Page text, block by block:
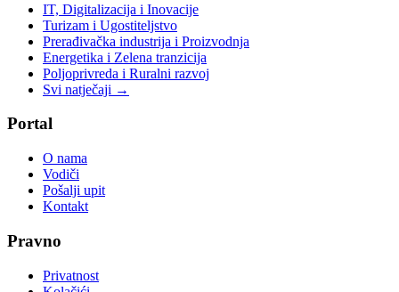
IT, Digitalizacija i Inovacije
Turizam i Ugostiteljstvo
Prerađivačka industrija i Proizvodnja
Energetika i Zelena tranzicija
Poljoprivreda i Ruralni razvoj
Svi natječaji →
Portal
O nama
Vodiči
Pošalji upit
Kontakt
Pravno
Privatnost